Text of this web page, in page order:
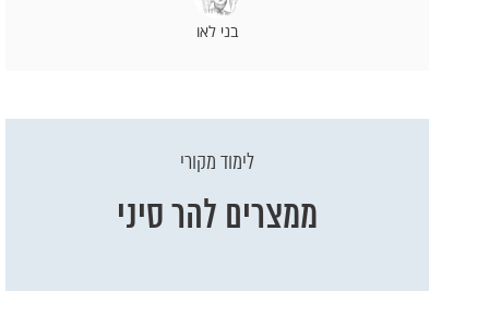
בני לאו
לימוד מקורי
ממצרים להר סיני